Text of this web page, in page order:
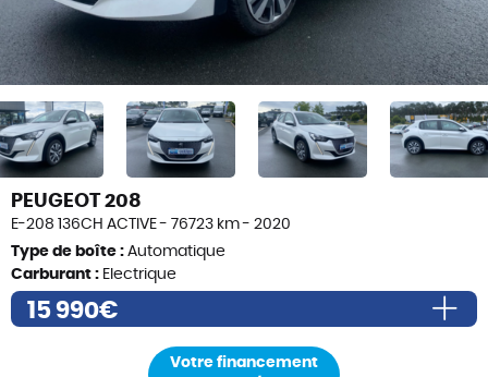
PEUGEOT 208
E-208 136CH ACTIVE - 76723 km - 2020
Type de boîte : Automatique
Carburant : Electrique
15 990€
Votre financement